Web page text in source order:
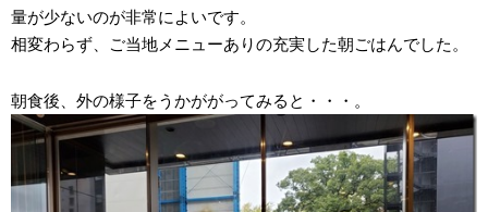
量が少ないのが非常によいです。
相変わらず、ご当地メニューありの充実した朝ごはんでした。
朝食後、外の様子をうかががってみると・・・。